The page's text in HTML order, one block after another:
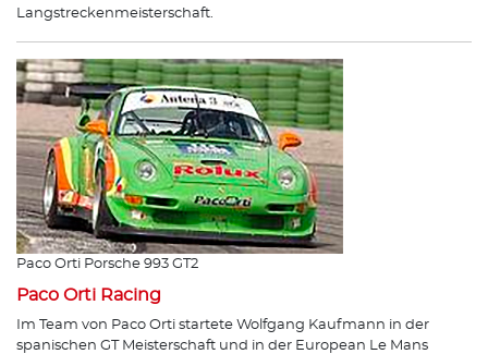
Langstreckenmeisterschaft.
Paco Orti Porsche 993 GT2
Paco Orti Racing
Im Team von Paco Orti startete Wolfgang Kaufmann in der
spanischen GT Meisterschaft und in der European Le Mans